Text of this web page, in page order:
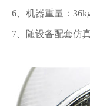
6、机器重量：
7、随设备配套仿